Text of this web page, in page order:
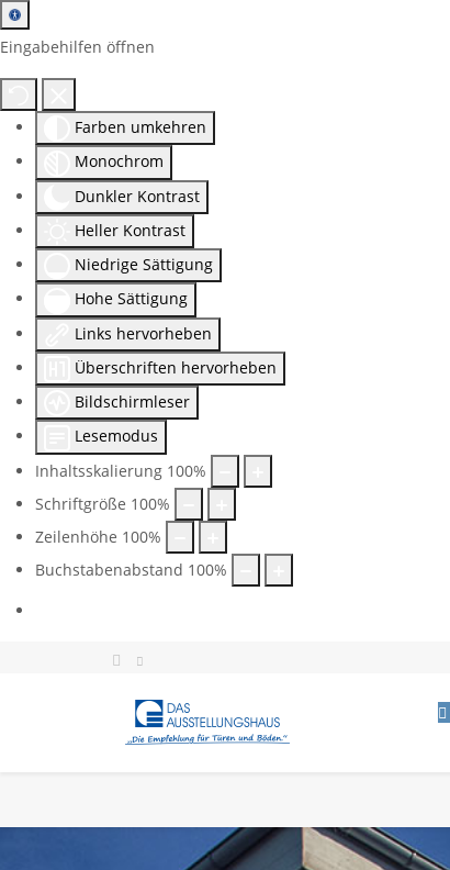
Eingabehilfen öffnen
Farben umkehren
Monochrom
Dunkler Kontrast
Heller Kontrast
Niedrige Sättigung
Hohe Sättigung
Links hervorheben
Überschriften hervorheben
Bildschirmleser
Lesemodus
Inhaltsskalierung 100%
Schriftgröße 100%
Zeilenhöhe 100%
Buchstabenabstand 100%